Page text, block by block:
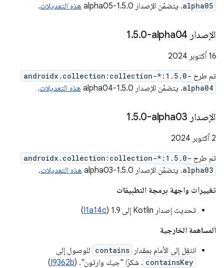
alpha05. يتضمّن الإصدار 1.5.0-alpha05 هذه التعديلات.
الإصدار ‎1 .5.0-alpha04
‫16 أكتوبر 2024
تم طرح androidx.collection:collection-*:1.5.0-
alpha04. يتضمّن الإصدار 1.5.0-alpha04 هذه التعديلات.
الإصدار ‎1 .5.0-alpha03
‫2 أكتوبر 2024
تم طرح androidx.collection:collection-*:1.5.0-
alpha03. يتضمّن الإصدار 1.5.0-alpha03 هذه التعديلات.
تغييرات واجهة برمجة التطبيقات
تحديث إصدار Kotlin إلى 1.9 (
I1a14c
)
المساهمة الخارجية
انتقِل إلى الأمام بمقدار
contains للوصول إلى
containsKey . شكرًا "جيك وارتون". (I9362b
)